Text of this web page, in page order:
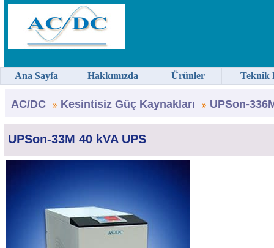
AC/DC Kesintisiz Güç Kaynakları UPSon-
UPSon-33M 40 kVA UPS
Ana Sayfa Hakkımızda Ürünler Teknik